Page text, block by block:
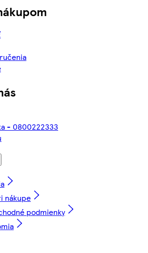
- 0800222333
nákupe
podmienky